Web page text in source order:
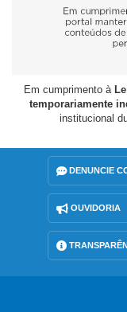
Em cumprimento à
temporariamente
institucional
DENUNCIE
OUVIDORIA